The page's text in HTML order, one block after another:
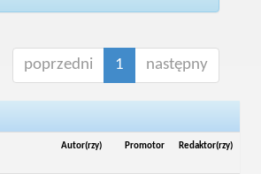
poprzedni 1 następny
Autor(rzy) Promotor Redaktor(rzy)